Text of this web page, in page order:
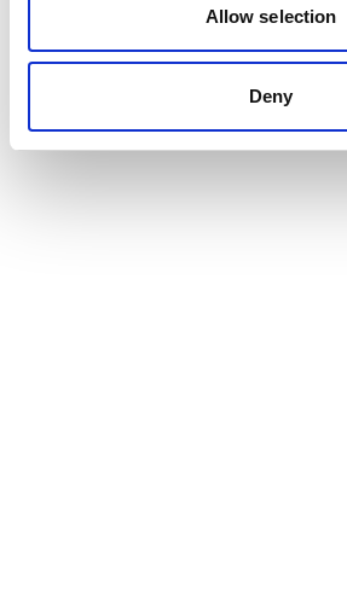
Allow selection
Deny